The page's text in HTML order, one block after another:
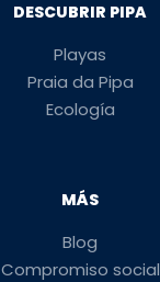
DESCUBRIR PIPA
Playas
Praia da Pipa
Ecología
MÁS
Blog
Compromiso social